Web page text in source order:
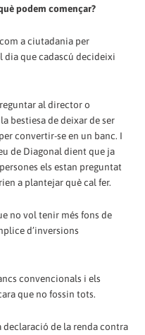
podem començar?
a ciutadania per
dia que cadascú decideixi
al director o
bestiesa de deixar de ser
convertir-se en un banc. I
de Diagonal dient que ja
els estan preguntat
a plantejar què cal fer.
no vol tenir més fons de
d’inversions
convencionals i els
que no fossin tots.
de la renda contra